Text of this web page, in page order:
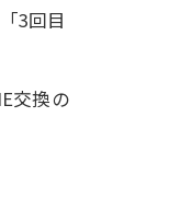
3回目
交換の